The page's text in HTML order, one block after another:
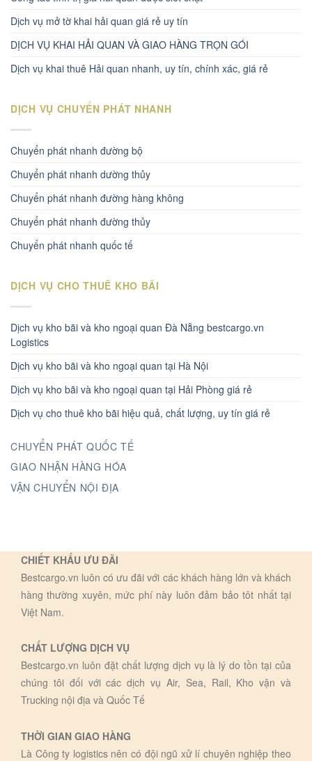
Dịch vụ mở tờ khai hải quan giá rẻ uy tín
DỊCH VỤ KHAI HẢI QUAN VÀ GIAO HÀNG TRỌN GÓI
Dịch vụ khai thuê Hải quan nhanh, uy tín, chính xác, giá rẻ
DỊCH VỤ CHUYỂN PHÁT NHANH
Chuyển phát nhanh đường bộ
Chuyển phát nhanh dường thủy
Chuyển phát nhanh đường hàng không
Chuyển phát nhanh đường thủy
Chuyển phát nhanh quốc tế
DỊCH VỤ CHO THUÊ KHO BÃI
Dịch vụ kho bãi và kho ngoại quan Đà Nẵng bestcargo.vn
Logistics
Dịch vụ kho bãi và kho ngoại quan tại Hà Nội
Dịch vụ kho bãi và kho ngoại quan tại Hải Phòng giá rẻ
Dịch vụ cho thuê kho bãi hiệu quả, chất lượng, uy tín giá rẻ
CHUYỂN PHÁT QUỐC TẾ
GIAO NHẬN HÀNG HÓA
VẬN CHUYỂN NỘI ĐỊA
CHIẾT KHẤU ƯU ĐÃI
Bestcargo.vn luôn có ưu đãi với các khách hàng lớn và khách
hàng thường xuyên, mức phí này luôn đảm bảo tôt nhất tại
Việt Nam.
CHẤT LƯỢNG DỊCH VỤ
Bestcargo.vn luôn đặt chất lượng dịch vụ là lý do tồn tại của
chúng tôi đối với các dịch vụ Air, Sea, Rail, Kho vận và
Trucking nội địa và Quốc Tế
THỜI GIAN GIAO HÀNG
Là Công ty logistics nên có đội ngũ xử lí chuyên nghiệp theo